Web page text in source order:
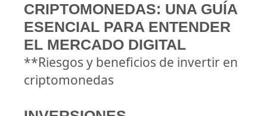
CRIPTOMONEDAS: UNA GUÍA
ESENCIAL PARA ENTENDER
EL MERCADO DIGITAL
**Riesgos y beneficios de invertir en
criptomonedas